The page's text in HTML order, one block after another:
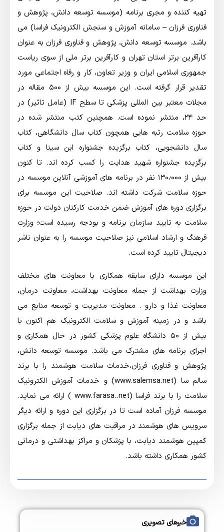
تهیه کننده و مجری برنامه (موسسه توسعه دانش، پژوهش و
فناوری فرزان – سامانه آموزش و سنجش الکترونیک فراسا) می
باشد. موسسه توسعه دانش، پژوهش و فناوری فرزان به عنوان
کارآفرین برتر استان تهران و کارآفرین برتر ملی از سوی ریاست
جمهوری اسلامی ایران و وزیر تعاون، کار و رفاه اجتماعی مورد
تقدیر قرار گرفته است. این موسسه بیش از ۵۰۰ مقاله در
مجلات معتبر بین المللی پزشکی تا سطح IF (عامل تاثیر) در
حد ۲۴، منتشر نموده است. همچنین کتب منتشر شده در
حوزه سلامت رتبه هایی همچون کتاب سال دانشگاهی، کتاب
سال دانشجویی، کتاب برگزیده جشنواره ابن سینا و کتاب
برگزیده جشنواره شهید هدایت را کسب کرده اند. تا کنون
بیش از ۱۳۰٫۰۰۰ نفر در برنامه های آموزشی آنلاین موسسه در
حوزه سلامت شرکت داشته اند. صلاحیت این موسسه برای
برگزاری دوره های آموزش ضمن خدمت کارکنان دولت در حوزه
سلامت به تایید سازمان برنامه و بودجه رسیده است؛ وزارت
فرهنگ و ارشاد اسلامی نیز صلاحیت موسسه را به عنوان ناشر
دیجیتال تایید کرده است.
این موسسه دارای سابقه همکاری با معاونت های مختلف
وزارت بهداشت از جمله معاونت بهداشت، معاونت درمان،
معاونت غذا و دارو . معاونت مدیریت و توسعه منابع می
باشد و در زمینه آموزش و سلامت الکترونیک هم اکنون با
بیش از ۵۰ دانشگاه علوم پزشکی کشور در حال همکاری و
اجرای برنامه های مشترک می باشد. موسسه توسعه دانش،
پژوهش و فناوری فرزان،خدمات سلامت هوشمند را با برند
سالم سا (www.salemsa.net) و خدمات آموزش الکترونیک
سلامت را با برند فراسا (www.farasa..net ) ارائه می نماید.
موسسه فرزان آماده است تا در برگزاری این دوره و ارائه دیگر
سرویس های هوشمند در مراقبت های دیابت از جمله برگزاری
کمپین هوشمند دیابت، با پزشکان و مراکز بهداشتی و درمانی
کشور همکاری داشته باشد.
خبرهای تصویری